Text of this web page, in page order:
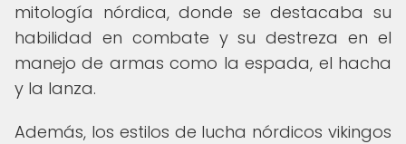
mitología nórdica, donde se destacaba su
habilidad en combate y su destreza en el
manejo de armas como la espada, el hacha
y la lanza.
Además, los estilos de lucha nórdicos vikingos